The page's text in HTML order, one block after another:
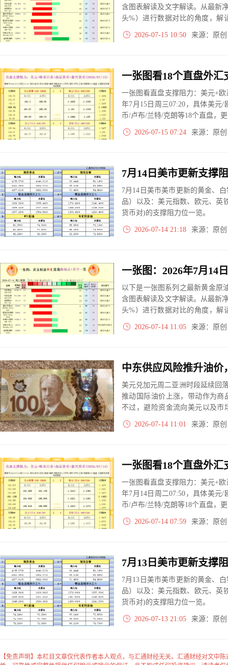
含图表解读及文字解读。从最新
头%）进行数据对比的角度，解
大、净多头减小、净空头无变
实际数据对比结果对应展示其中
2026-07-15 10:50 来源：原
一张图看直盘支撑阻力：美元+
年7月15日周三07:20，具体美元
币/卢布/兰特/克朗等18个直盘，
2026-07-15 07:24 来源：原
7月14日美市美市更新的黄金、
品）以及：美元指数、欧元、英
货币对)的支撑阻力位一览。
2026-07-14 21:18 来源：原
以下是一张图系列之最新黄金原
含图表解读及文字解读。从最新
头%）进行数据对比的角度，解
大、净多头减小、净空头无变
实际数据对比结果对应展示其中
2026-07-14 11:05 来源：原
中东供应风险推升油
美元兑加元周二亚洲时段延续回
推动国际油价上涨，带动作为商
不过，避险资金流向美元以及
汇价进一步下跌空间。市场焦点
什的讲话。
2026-07-14 11:01 来源：原
一张图看直盘支撑阻力：美元+
年7月14日周二07:50，具体美元
币/卢布/兰特/克朗等18个直盘，
2026-07-14 07:59 来源：原
7月13日美市美市更新的黄金、
品）以及：美元指数、欧元、英
货币对)的支撑阻力位一览。
2026-07-13 21:05 来源：原
【免责声明】本栏目文章仅代表作者本人观点，与汇通财经无关。汇通财经对文中